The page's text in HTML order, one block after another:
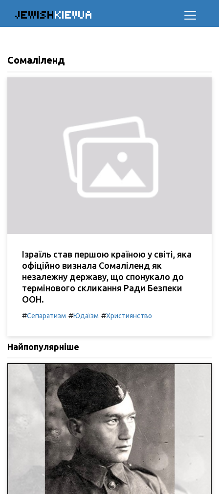
JEWISHKIEVUA
Сомаліленд
Ізраїль став першою країною у світі, яка
офіційно визнала Сомаліленд як
незалежну державу, що спонукало до
термінового скликання Ради Безпеки
ООН.
#Сепаратизм #Юдаїзм #Християнство
Найпопулярніше